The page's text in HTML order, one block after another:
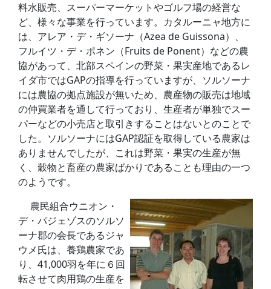
料水販売、スーパーマーケットやゴルフ場の経営な
ど、様々な事業を行っています。カタルーニャ地方に
は、アレア・デ・ギソーナ（Azea de Guissona）、
フルイツ・デ・ポネン（Fruits de Ponent）などの農
協があって、北部スペインの野菜・果実産地であるレ
イダ市ではGAPの指導を行っていますが、ソルソーナ
には農協の拠点施設が無いため、農産物の販売は地域
の仲買業者を通して行っており、生産者が単独でスー
パーなどの小売店と取引きすることはないとのことで
した。ソルソーナにはGAP認証を取得している農家は
ありませんでしたが、これは野菜・果実の生産が無
く、穀物と畜産の農家ばかりであることも理由の一つ
のようです。
農民組合ウニオン・
デ・パジェゾスのソルソ
ーナ郡の会長であるジャ
ウメ氏は、養鶏農家であ
り、41,000羽を年に６回
転させて肉用鶏の生産を